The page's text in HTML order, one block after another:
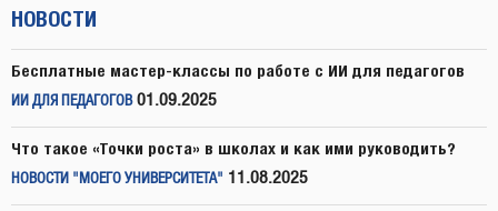
НОВОСТИ
Бесплатные мастер-классы по работе с ИИ для педагогов
ИИ ДЛЯ ПЕДАГОГОВ 01.09.2025
Что такое «Точки роста» в школах и как ими руководить?
НОВОСТИ "МОЕГО УНИВЕРСИТЕТА" 11.08.2025